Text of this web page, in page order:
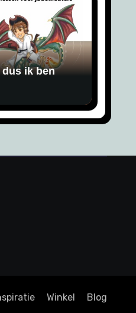
ik ben
Winkel Blog